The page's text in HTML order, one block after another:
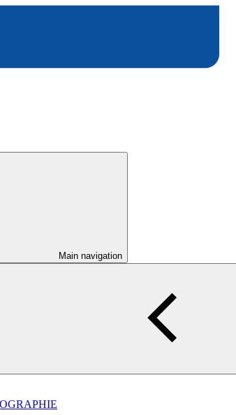
Main navigation